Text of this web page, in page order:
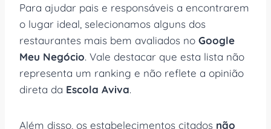
Para ajudar pais e responsáveis a encontrarem
o lugar ideal, selecionamos alguns dos
restaurantes mais bem avaliados no Google
Meu Negócio. Vale destacar que esta lista não
representa um ranking e não reflete a opinião
direta da Escola Aviva.
Além disso, os estabelecimentos citados não